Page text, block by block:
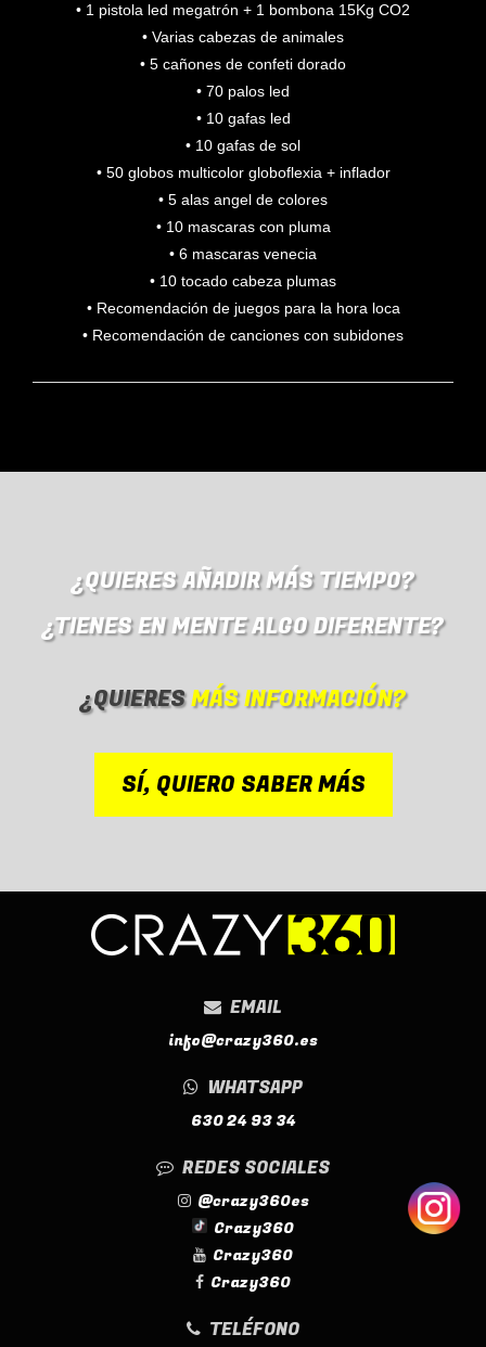
• 1 pistola led megatrón + 1 bombona 15Kg CO2
• Varias cabezas de animales
• 5 cañones de confeti dorado
• 70 palos led
• 10 gafas led
• 10 gafas de sol
• 50 globos multicolor globoflexia + inflador
• 5 alas angel de colores
• 10 mascaras con pluma
• 6 mascaras venecia
• 10 tocado cabeza plumas
• Recomendación de juegos para la hora loca
• Recomendación de canciones con subidones
¿QUIERES AÑADIR MÁS TIEMPO?
¿TIENES EN MENTE ALGO DIFERENTE?
¿QUIERESMÁS INFORMACIÓN?
SÍ, QUIERO SABER MÁS
EMAIL
info@crazy360.es
WHATSAPP
630 24 93 34
REDES SOCIALES
@crazy360es
Crazy360
Crazy360
Crazy360
TELÉFONO